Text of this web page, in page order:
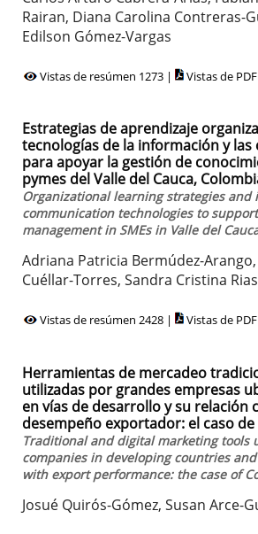
Rairan, Diana Carolina Contreras-
Edilson Gómez-Vargas
Vistas de resúmen 1273 | Vistas de
Estrategias de aprendizaje
tecnologías de la información y las
para apoyar la gestión de
pymes del Valle del Cauca,
Organizational learning strategies
communication technologies to
management in SMEs in Valle del
Adriana Patricia Bermúdez-Arango,
Cuéllar-Torres, Sandra Cristina
Vistas de resúmen 2428 | Vistas de
Herramientas de mercadeo
utilizadas por grandes empresas
en vías de desarrollo y su relación
desempeño exportador: el caso de
Traditional and digital marketing tools
companies in developing countries
with export performance: the case of
Josué Quirós-Gómez, Susan Arce-